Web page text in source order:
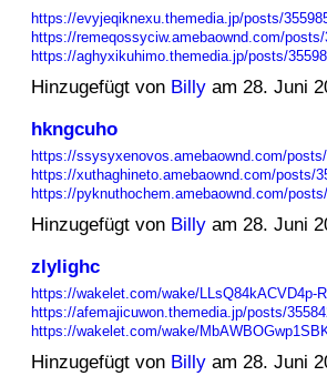
https://evyjeqiknexu.themedia.jp/posts/
https://remeqossyciw.amebaownd.com/posts/
https://aghyxikuhimo.themedia.jp/posts/
Hinzugefügt von Billyam 28. Juni
hkngcuho
https://ssysyxenovos.amebaownd.com/
https://xuthaghineto.amebaownd.com/posts/
https://pyknuthochem.amebaownd.com/
Hinzugefügt von Billyam 28. Juni
zlylighc
https://wakelet.com/wake/LLsQ84kACVD4p-
https://afemajicuwon.themedia.jp/posts/
https://wakelet.com/wake/
Hinzugefügt von Billyam 28. Juni